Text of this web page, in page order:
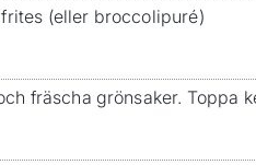
(eller broccolipuré)
fräscha grönsaker. Toppa